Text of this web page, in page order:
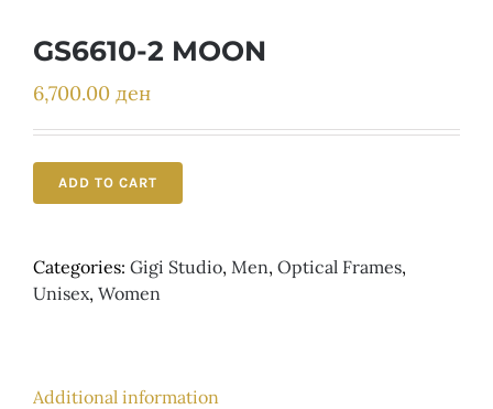
GS6610-2 MOON
6,700.00 ден
ADD TO CART
Categories: Gigi Studio, Men, Optical Frames,
Unisex, Women
Additional information